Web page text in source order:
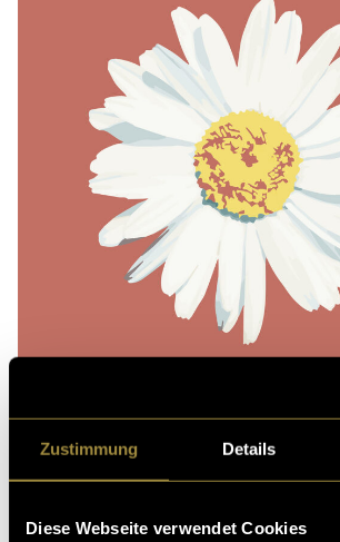
Zustimmung Details
Diese Webseite verwendet Cookies